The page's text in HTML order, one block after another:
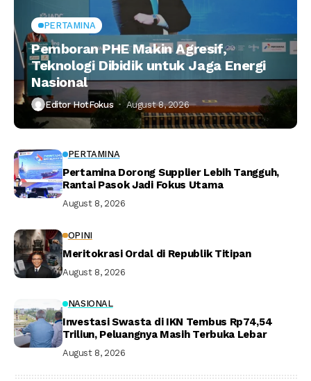
PERTAMINA
Pemboran PHE Makin Agresif,
Teknologi Dibidik untuk Jaga Energi
Nasional
Editor HotFokus August 8, 2026
PERTAMINA
Pertamina Dorong Supplier Lebih Tangguh,
Rantai Pasok Jadi Fokus Utama
August 8, 2026
OPINI
Meritokrasi Ordal di Republik Titipan
August 8, 2026
NASIONAL
Investasi Swasta di IKN Tembus Rp74,54
Triliun, Peluangnya Masih Terbuka Lebar
August 8, 2026